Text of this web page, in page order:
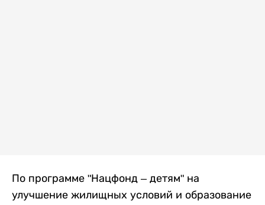
По программе "Нацфонд – детям" на
улучшение жилищных условий и образование